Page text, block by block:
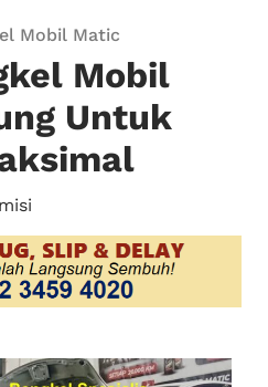
Mobil Matic
Mobil
Untuk